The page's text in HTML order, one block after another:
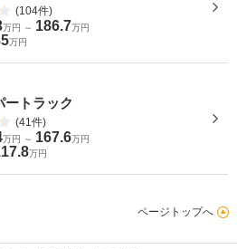
(104件)
万円 ～ 186.7万円
万円
ートラック
(41件)
万円 ～ 167.6万円
万円
ページトップへ